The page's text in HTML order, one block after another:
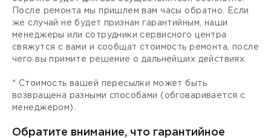
После ремонта мы пришлем вам часы обратно. Если
же случай не будет признан гарантийным, наши
менеджеры или сотрудники сервисного центра
свяжутся с вами и сообщат стоимость ремонта, после
чего вы примите решение о дальнейших действиях.
* Стоимость вашей пересылки может быть
возвращена разными способами (обговаривается с
менеджером).
Обратите внимание, что гарантийное